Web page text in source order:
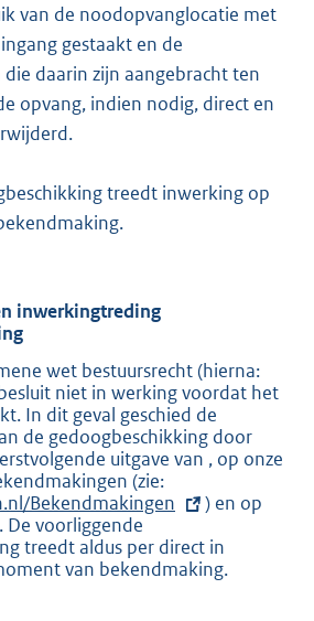
van de noodopvanglocatie met
gestaakt en de
daarin zijn aangebracht ten
opvang, indien nodig, direct en
treedt inwerking op
inwerkingtreding
wet bestuursrecht (hierna:
niet in werking voordat het
In dit geval geschied de
de gedoogbeschikking door
uitgave van , op onze
(zie:
x
e
r
Bekendmakingen
) en op
. De voorliggende
treedt aldus per direct in
van bekendmaking.